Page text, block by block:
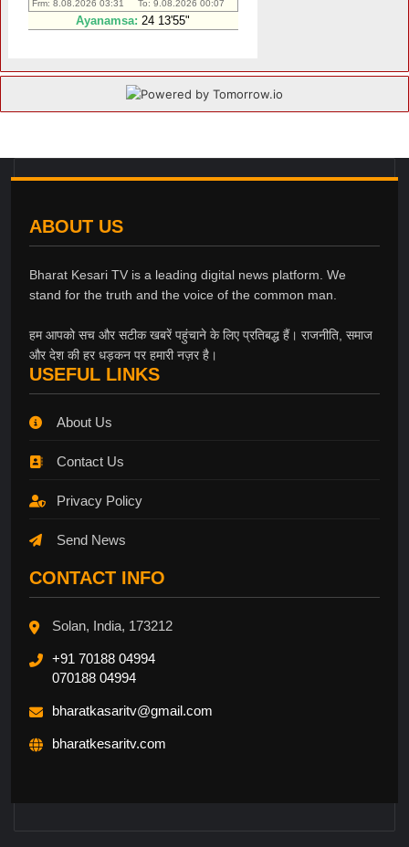
ABOUT US
Bharat Kesari TV is a leading digital news platform. We
stand for the truth and the voice of the common man.
हम आपको सच और सटीक खबरें पहुंचाने के लिए प्रतिबद्ध हैं। राजनीति, समाज
और देश की हर धड़कन पर हमारी नज़र है।
USEFUL LINKS
About Us
Contact Us
Privacy Policy
Send News
CONTACT INFO
Solan, India, 173212
+91 70188 04994
070188 04994
bharatkasaritv@gmail.com
bharatkesaritv.com